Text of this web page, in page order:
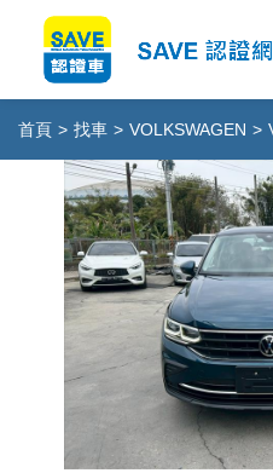
首頁 > 找車 > VOLKSWAGEN >